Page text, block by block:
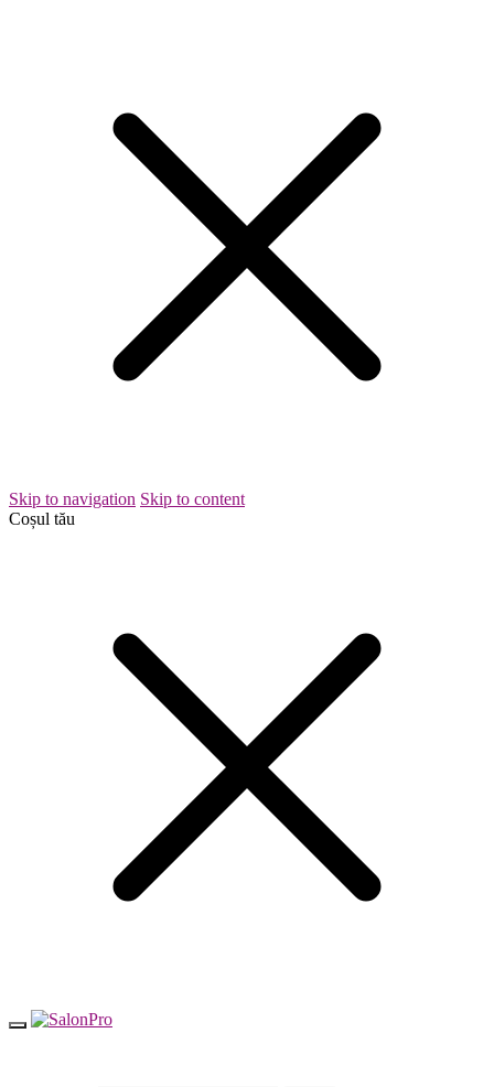
Skip to navigation Skip to content
Coșul tău